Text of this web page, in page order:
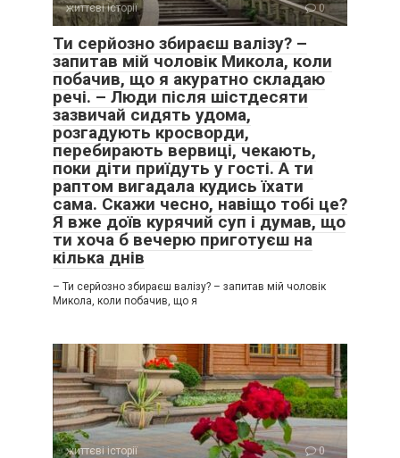
життєві історії 0
Ти серйозно збираєш валізу? –
запитав мій чоловік Микола, коли
побачив, що я акуратно складаю
речі. – Люди після шістдесяти
зазвичай сидять удома,
розгадують кросворди,
перебирають вервиці, чекають,
поки діти приїдуть у гості. А ти
раптом вигадала кудись їхати
сама. Скажи чесно, навіщо тобі це?
Я вже доїв курячий суп і думав, що
ти хоча б вечерю приготуєш на
кілька днів
– Ти серйозно збираєш валізу? – запитав мій чоловік
Микола, коли побачив, що я
життєві історії 0